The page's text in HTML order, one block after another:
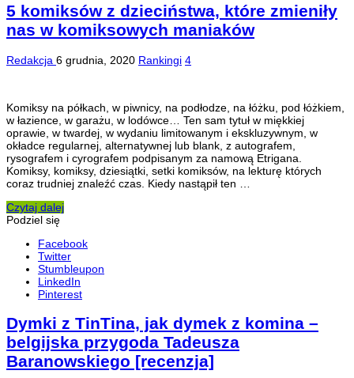
5 komiksów z dzieciństwa, które zmieniły
nas w komiksowych maniaków
Redakcja 6 grudnia, 2020 Rankingi 4
Komiksy na półkach, w piwnicy, na podłodze, na łóżku, pod łóżkiem,
w łazience, w garażu, w lodówce… Ten sam tytuł w miękkiej
oprawie, w twardej, w wydaniu limitowanym i ekskluzywnym, w
okładce regularnej, alternatywnej lub blank, z autografem,
rysografem i cyrografem podpisanym za namową Etrigana.
Komiksy, komiksy, dziesiątki, setki komiksów, na lekturę których
coraz trudniej znaleźć czas. Kiedy nastąpił ten …
Czytaj dalej
Podziel się
Facebook
Twitter
Stumbleupon
LinkedIn
Pinterest
Dymki z TinTina, jak dymek z komina –
belgijska przygoda Tadeusza
Baranowskiego [recenzja]